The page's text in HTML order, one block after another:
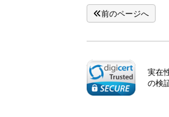
前のページへ
実在
の検